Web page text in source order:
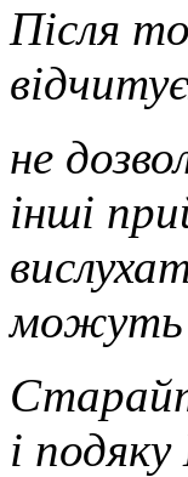
Після
не
інші
можуть
і подяку